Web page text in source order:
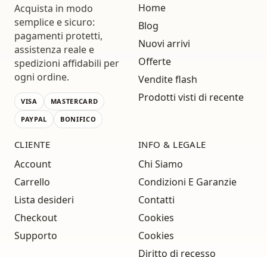
Acquista in modo
semplice e sicuro:
pagamenti protetti,
assistenza reale e
spedizioni affidabili per
ogni ordine.
VISA
MASTERCARD
PAYPAL
BONIFICO
Home
Blog
Nuovi arrivi
Offerte
Vendite flash
Prodotti visti di recente
CLIENTE
Account
Carrello
Lista desideri
Checkout
Supporto
INFO & LEGALE
Chi Siamo
Condizioni E Garanzie
Contatti
Cookies
Cookies
Diritto di recesso